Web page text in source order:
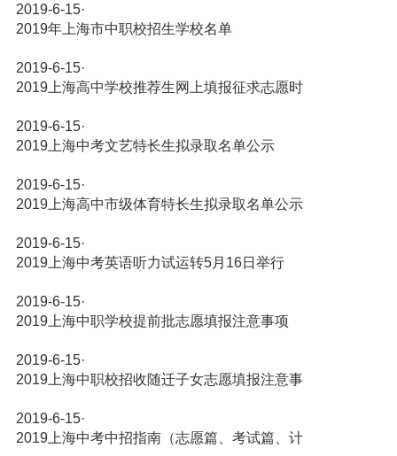
2019-6-15·
2019年上海市中职校招生学校名单
2019-6-15·
2019上海高中学校推荐生网上填报征求志愿时
2019-6-15·
2019上海中考文艺特长生拟录取名单公示
2019-6-15·
2019上海高中市级体育特长生拟录取名单公示
2019-6-15·
2019上海中考英语听力试运转5月16日举行
2019-6-15·
2019上海中职学校提前批志愿填报注意事项
2019-6-15·
2019上海中职校招收随迁子女志愿填报注意事
2019-6-15·
2019上海中考中招指南（志愿篇、考试篇、计